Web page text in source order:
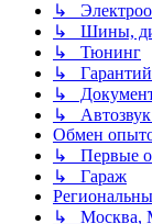
↳
↳ Шины,
↳ Тюнинг
↳
↳
↳ Автозвук
Обмен
↳ Первые
↳ Гараж
↳ Москва,